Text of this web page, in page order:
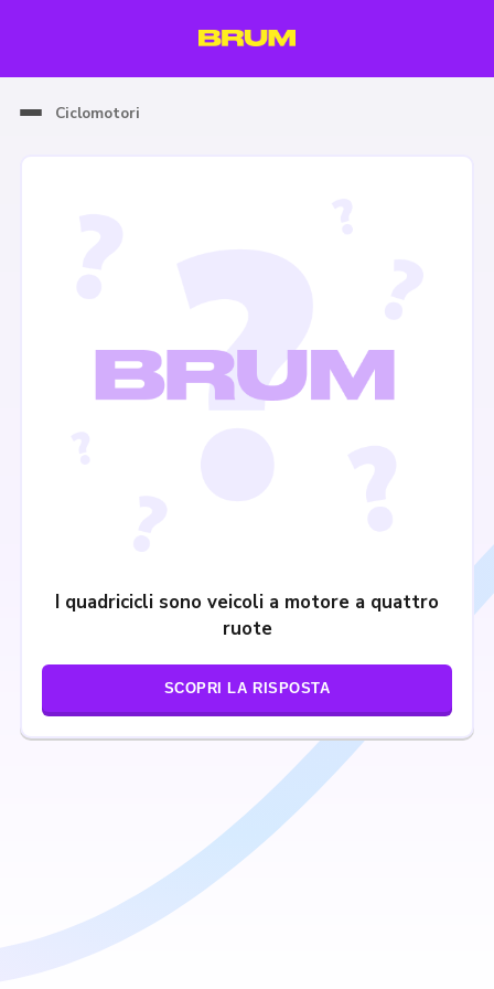
Ciclomotori
I quadricicli sono veicoli a motore a quattro
ruote
SCOPRI LA RISPOSTA